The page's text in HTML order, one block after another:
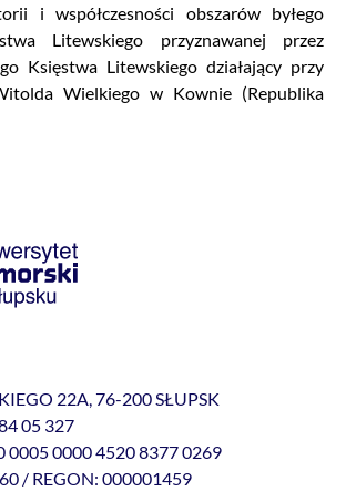
i współczesności obszarów byłego
Litewskiego przyznawanej przez
Księstwa Litewskiego działający przy
Wielkiego w Kownie (Republika
22A, 76-200 SŁUPSK
05 327
0005 0000 4520 8377 0269
/ REGON: 000001459